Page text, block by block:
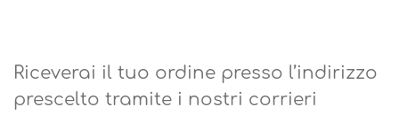
Riceverai il tuo ordine presso l’indirizzo
prescelto tramite i nostri corrieri